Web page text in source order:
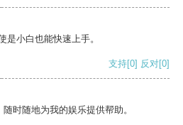
是小白也能快速上手。
支持[0] 反对[0]
时随地为我的娱乐提供帮助。